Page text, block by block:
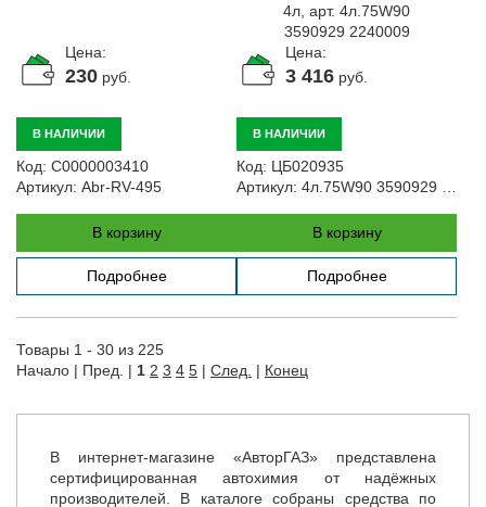
Цена:
230 руб.
В НАЛИЧИИ
Код: С0000003410
Артикул: Abr-RV-495
В корзину
Подробнее
Цена:
3 416 руб.
В НАЛИЧИИ
Код: ЦБ020935
Артикул: 4л.75W90 3590929 2240009
В корзину
Подробнее
Товары 1 - 30 из 225
Начало | Пред. | 1 2 3 4 5 | След. | Конец
В интернет-магазине «АвторГАЗ» представлена
сертифицированная автохимия от надёжных
производителей. В каталоге собраны средства по